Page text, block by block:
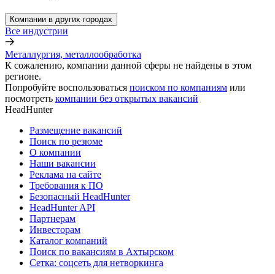
Компании в других городах
Все индустрии
Металлургия, металлообработка
К сожалению, компании данной сферы не найдены в этом
регионе.
Попробуйте воспользоваться поиском по компаниям или
посмотреть компании без открытых вакансий
HeadHunter
Размещение вакансий
Поиск по резюме
О компании
Наши вакансии
Реклама на сайте
Требования к ПО
Безопасный HeadHunter
HeadHunter API
Партнерам
Инвесторам
Каталог компаний
Поиск по вакансиям в Ахтырском
Сетка: соцсеть для нетворкинга